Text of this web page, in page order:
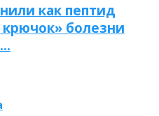
как пептид
болезни